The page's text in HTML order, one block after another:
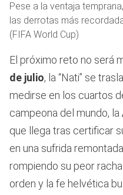
Pese a la ventaja
las derrotas más
(FIFA World Cup)
El próximo reto no será
de julio, la “Nati” se
medirse en los cuartos
campeona del mundo, la
que llega tras certificar
en una sufrida
rompiendo su peor
orden y la fe helvética